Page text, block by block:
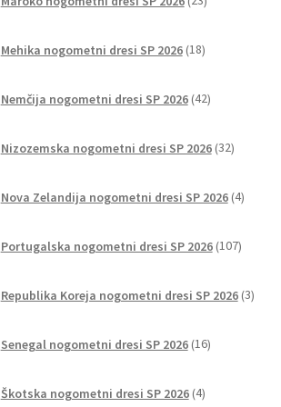
izdelkov
Mehika nogometni dresi SP 2026 18izdelkov
Nemčija nogometni dresi SP 2026 42izdelkov
Nizozemska nogometni dresi SP 2026 32izdelkov
Nova Zelandija nogometni dresi SP 2026 4izdelki
Portugalska nogometni dresi SP 2026 107
Republika Koreja nogometni dresi SP 2026 3
Senegal nogometni dresi SP 2026 16izdelkov
Škotska nogometni dresi SP 2026 4izdelki